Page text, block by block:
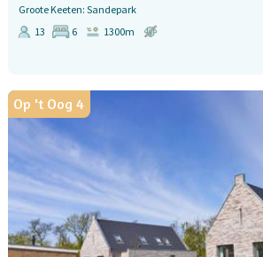
Groote Keeten: Sandepark
13 6
1300m
Op 't Oog 4